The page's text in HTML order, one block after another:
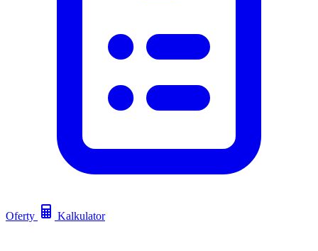
Oferty Kalkulator